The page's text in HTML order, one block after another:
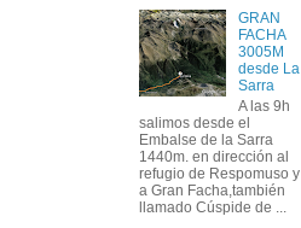
GRAN
FACHA
3005M
desde La
Sarra
A las 9h
salimos desde el
Embalse de la Sarra
1440m. en dirección al
refugio de Respomuso y
a Gran Facha,también
llamado Cúspide de ...